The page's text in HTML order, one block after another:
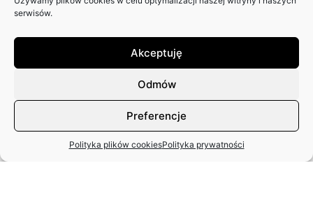
serwisów.
Akceptuję
Odmów
Preferencje
Polityka plików cookiesPolityka prywatności
18.12.2025 r.